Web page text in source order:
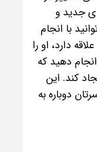
جدید و
با انجام
دارد، او را
دهید که
کند. این
دوباره به